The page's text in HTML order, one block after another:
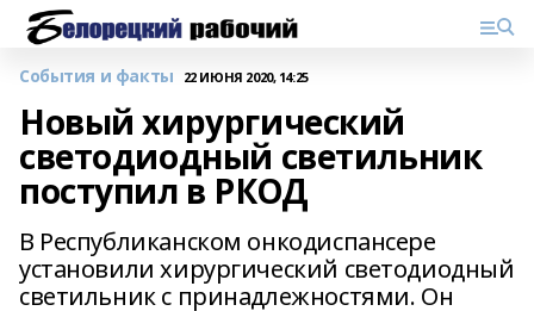
События и факты 22 ИЮНЯ 2020, 14:25
Новый хирургический
светодиодный светильник
поступил в РКОД
В Республиканском онкодиспансере
установили хирургический светодиодный
светильник с принадлежностями. Он